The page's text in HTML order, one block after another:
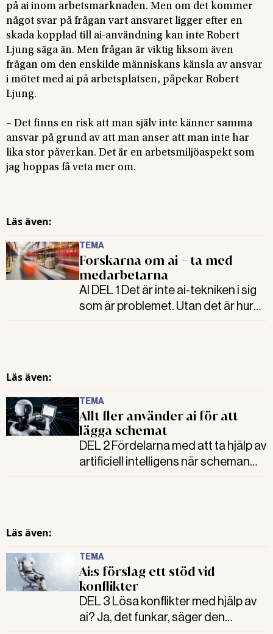
på ai inom arbetsmarknaden. Men om det kommer
något svar på frågan vart ansvaret ligger efter en
skada kopplad till ai-användning kan inte Robert
Ljung säga än. Men frågan är viktig liksom även
frågan om den enskilde människans känsla av ansvar
i mötet med ai på arbetsplatsen, påpekar Robert
Ljung.
– Det finns en risk att man själv inte känner samma
ansvar på grund av att man anser att man inte har
lika stor påverkan. Det är en arbetsmiljöaspekt som
jag hoppas få veta mer om.
Läs även:
TEMA
Forskarna om ai – ta med
medarbetarna
AI DEL 1 Det är inte ai-tekniken i sig
som är problemet. Utan det är hur
Läs även:
TEMA
Allt fler använder ai för att
lägga schemat
DEL 2 Fördelarna med att ta hjälp av
artificiell intelligens när scheman
Läs även:
TEMA
Ai:s förslag ett stöd vid
konflikter
DEL 3 Lösa konflikter med hjälp av
ai? Ja, det funkar, säger den